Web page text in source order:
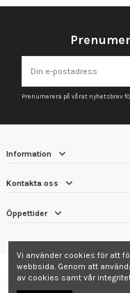
Prenumerera på vårat nyhetsbrev
Information
Kontakta oss
Öppettider
Vi använder cookies för att
webbsida. Genom att
av cookies samt vår